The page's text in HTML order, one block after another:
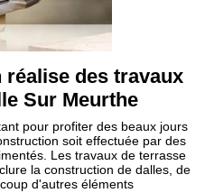
réalise des travaux
Sur Meurthe
pour profiter des beaux jours
soit effectuée par des
Les travaux de terrasse
la construction de dalles, de
d'autres éléments